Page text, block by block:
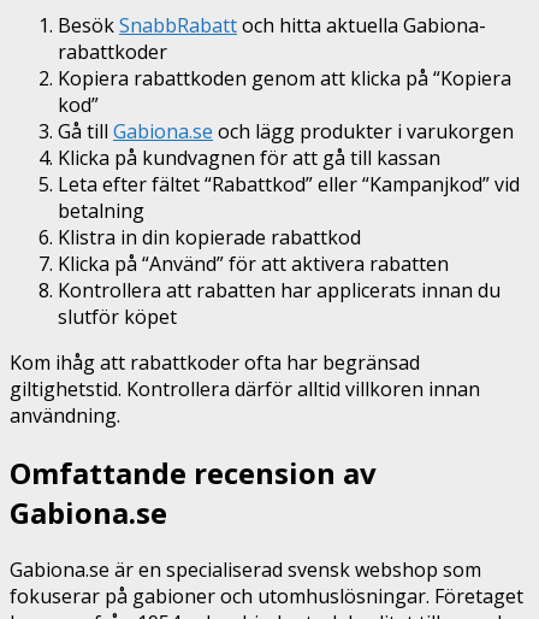
BesökSnabbRabattoch hitta aktuella Gabiona-
rabattkoder
Kopiera rabattkoden genom att klicka på “Kopiera
kod”
Gå till Gabiona.se och lägg produkter i varukorgen
Klicka på kundvagnen för att gå till kassan
Leta efter fältet “Rabattkod” eller “Kampanjkod” vid
betalning
Klistra in din kopierade rabattkod
Klicka på “Använd” för att aktivera rabatten
Kontrollera att rabatten har applicerats innan du
slutför köpet
Kom ihåg att rabattkoder ofta har begränsad
giltighetstid. Kontrollera därför alltid villkoren innan
användning.
Omfattande recension av
Gabiona.se
Gabiona.se är en specialiserad svensk webshop som
fokuserar på gabioner och utomhuslösningar. Företaget